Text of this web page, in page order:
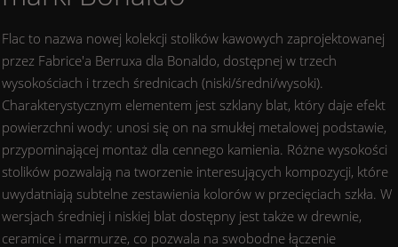
Flac to nazwa nowej kolekcji stolików kawowych zaprojektowanej
przez Fabrice'a Berruxa dla Bonaldo, dostępnej w trzech
wysokościach i trzech średnicach (niski/średni/wysoki).
Charakterystycznym elementem jest szklany blat, który daje efekt
powierzchni wody: unosi się on na smukłej metalowej podstawie,
przypominającej montaż dla cennego kamienia. Różne wysokości
stolików pozwalają na tworzenie interesujących kompozycji, które
uwydatniają subtelne zestawienia kolorów w przecięciach szkła. W
wersjach średniej i niskiej blat dostępny jest także w drewnie,
ceramice i marmurze, co pozwala na swobodne łączenie